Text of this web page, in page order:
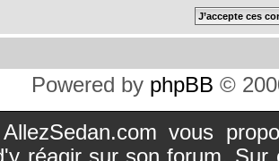
Powered by phpBB ©
vous